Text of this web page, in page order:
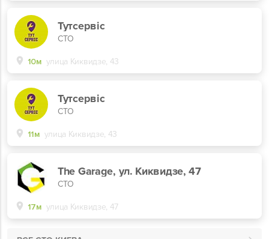
Тутсервіс
СТО
10м улица Киквидзе, 43
Тутсервіс
СТО
11м улица Киквидзе, 43
The Garage, ул. Киквидзе, 47
СТО
17м улица Киквидзе, 47